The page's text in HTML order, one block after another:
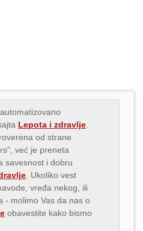
Lepota i zdravlje
od strane
već je preneta
savesnost i dobru
. Ukoliko vest
vređa nekog, ili
- molimo Vas da nas o
obavestite kako bismo